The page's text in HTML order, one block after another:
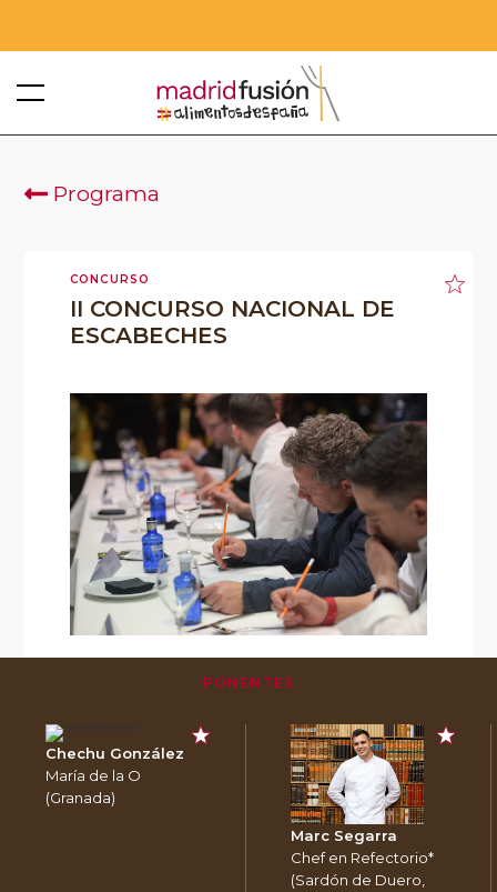
Programa
CONCURSO
II CONCURSO NACIONAL DE
ESCABECHES
PONENTES
Chechu González
María de la O
(Granada)
Marc Segarra
Chef en Refectorio*
(Sardón de Duero,